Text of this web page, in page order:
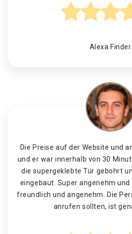
Alexa Finder
Die Preise auf der Website und
und er war innerhalb von 30
die supergeklebte Tür gebohrt
eingebaut. Super angenehm
freundlich und angenehm. Die
anrufen sollten, ist